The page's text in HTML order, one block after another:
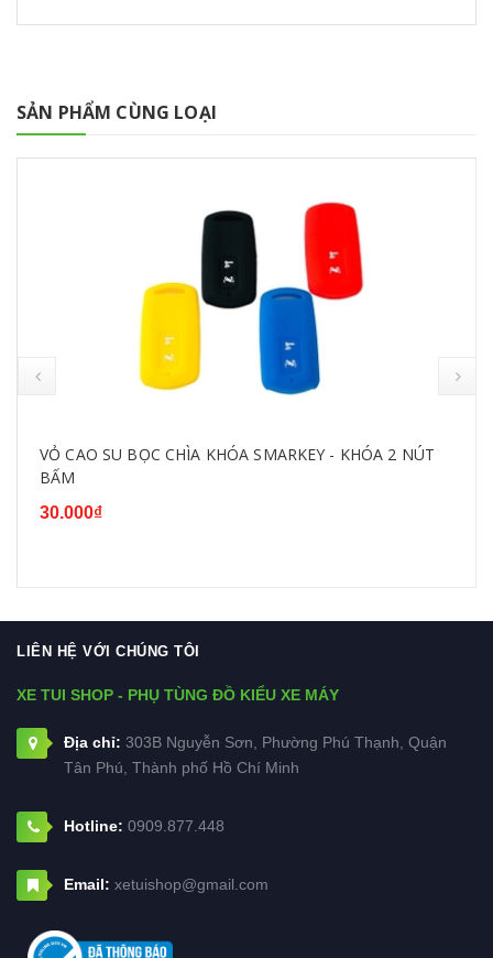
SẢN PHẨM CÙNG LOẠI
VỎ CAO SU BỌC CHÌA KHÓA SMARKEY - KHÓA 2 NÚT
BẤM
30.000₫
LIÊN HỆ VỚI CHÚNG TÔI
XE TUI SHOP - PHỤ TÙNG ĐỒ KIỂU XE MÁY
Địa chỉ: 303B Nguyễn Sơn, Phường Phú Thạnh, Quận
Tân Phú, Thành phố Hồ Chí Minh
Hotline: 0909.877.448
Email: xetuishop@gmail.com